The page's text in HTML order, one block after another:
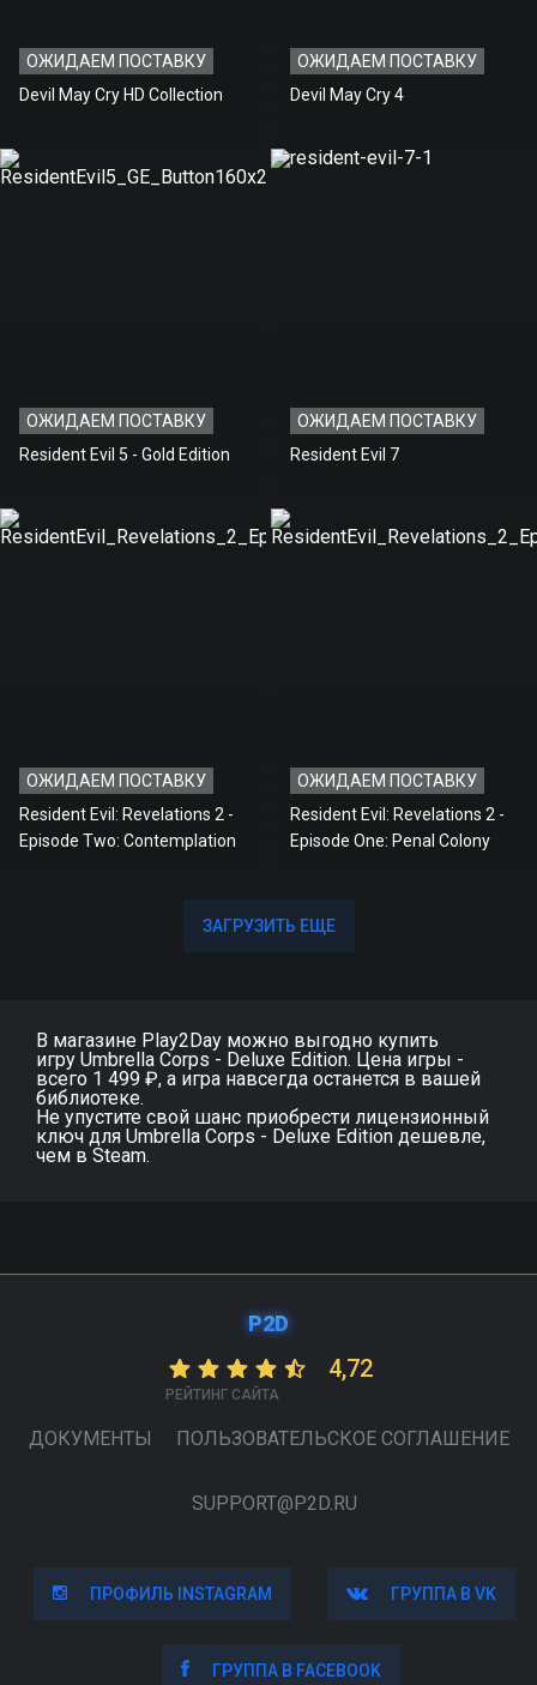
ОЖИДАЕМ ПОСТАВКУ
Devil May Cry HD Collection
ОЖИДАЕМ ПОСТАВКУ
Devil May Cry 4
ОЖИДАЕМ ПОСТАВКУ
Resident Evil 5 - Gold Edition
ОЖИДАЕМ ПОСТАВКУ
Resident Evil 7
ОЖИДАЕМ ПОСТАВКУ
Resident Evil: Revelations 2 -
Episode Two: Contemplation
ОЖИДАЕМ ПОСТАВКУ
Resident Evil: Revelations 2 -
Episode One: Penal Colony
ЗАГРУЗИТЬ ЕЩЕ
ЗАГРУЗИТЬ ЕЩЕ
В магазине Play2Day можно выгодно купить
игру Umbrella Corps - Deluxe Edition. Цена игры -
всего 1 499 ₽, а игра навсегда останется в вашей
библиотеке.
Не упустите свой шанс приобрести лицензионный
ключ для Umbrella Corps - Deluxe Edition дешевле,
чем в Steam.
P2D
4,72
РЕЙТИНГ САЙТА
ДОКУМЕНТЫ ПОЛЬЗОВАТЕЛЬСКОЕ СОГЛАШЕНИЕ
SUPPORT@P2D.RU
ПРОФИЛЬ INSTAGRAM
ПРОФИЛЬ INSTAGRAM ГРУППА В VK
ГРУППА В VK
ГРУППА В FACEBOOK
ГРУППА В FACEBOOK